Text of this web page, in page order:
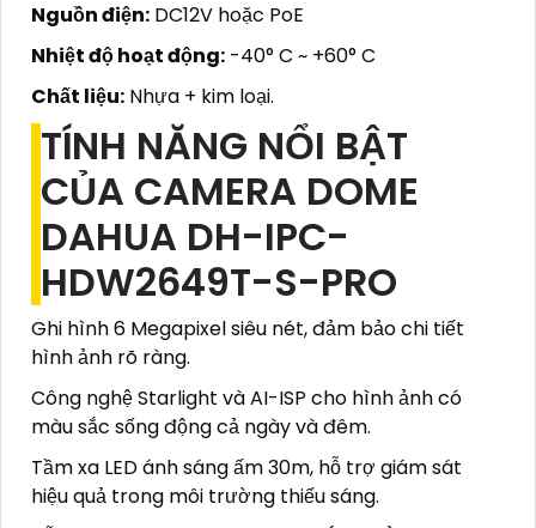
Nguồn điện: DC12V hoặc PoE
Nhiệt độ hoạt động: -40° C ~ +60° C
Chất liệu: Nhựa + kim loại.
TÍNH NĂNG NỔI BẬT
CỦA CAMERA DOME
DAHUA DH-IPC-
HDW2649T-S-PRO
Ghi hình 6 Megapixel siêu nét, đảm bảo chi tiết
hình ảnh rõ ràng.
Công nghệ Starlight và AI-ISP cho hình ảnh có
màu sắc sống động cả ngày và đêm.
Tầm xa LED ánh sáng ấm 30m, hỗ trợ giám sát
hiệu quả trong môi trường thiếu sáng.